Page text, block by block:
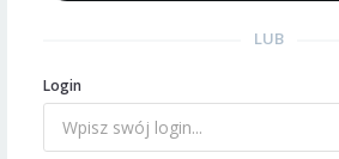
LUB
Login